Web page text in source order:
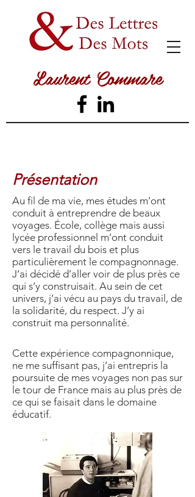
Laurent Commare
Présentation
Au fil de ma vie, mes études m’ont
conduit à entreprendre de beaux
voyages. École, collège mais aussi
lycée professionnel m’ont conduit
vers le travail du bois et plus
particulièrement le compagnonnage.
J’ai décidé d’aller voir de plus près ce
qui s’y construisait. Au sein de cet
univers, j’ai vécu au pays du travail, de
la solidarité, du respect. J’y ai
construit ma personnalité.
Cette expérience compagnonnique,
ne me suffisant pas, j’ai entrepris la
poursuite de mes voyages non pas sur
le tour de France mais au plus près de
ce qui se faisait dans le domaine
éducatif.